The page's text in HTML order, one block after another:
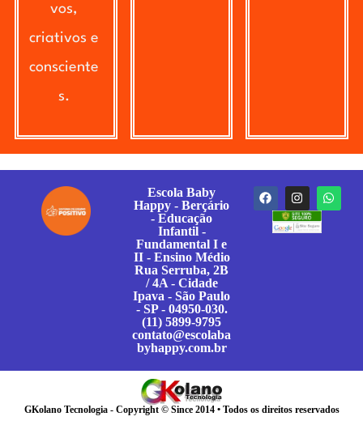
vos,
criativos e
consciente
s.
Escola Baby
Happy - Berçário
- Educação
Infantil -
Fundamental I e
II - Ensino Médio
Rua Serruba, 2B
/ 4A - Cidade
Ipava - São Paulo
- SP - 04950-030.
(11) 5899-9795
contato@escolaba
byhappy.com.br
GKolano Tecnologia - Copyright © Since 2014 • Todos os direitos reservados